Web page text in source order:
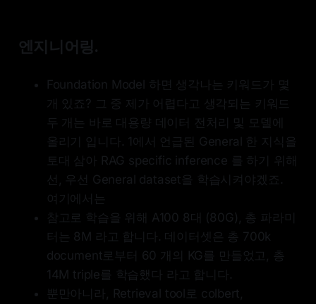
엔지니어링.
Foundation Model 하면 생각나는 키워드가 몇
개 있죠? 그 중 제가 어렵다고 생각되는 키워드
두 개는 바로 대용량 데이터 전처리 및 모델에
올리기 입니다. 1에서 언급된 General 한 지식을
토대 삼아 RAG specific inference 를 하기 위해
선, 우선 General dataset을 학습시켜야겠죠.
여기에서는
참고로 학습을 위해 A100 8대 (80G), 총 파라미
터는 8M 라고 합니다. 데이터셋은 총 700k
document로부터 60 개의 KG를 만들었고, 총
14M triple를 학습했다 라고 합니다.
뿐만아니라, Retrieval tool로 colbert,